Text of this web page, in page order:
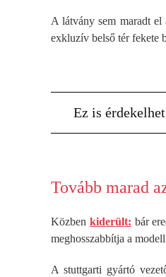
A látvány sem maradt
exkluzív belső tér fekete
Ez is
Tovább marad
Közben kiderült: bár
meghosszabbítja a
A stuttgarti gyártó